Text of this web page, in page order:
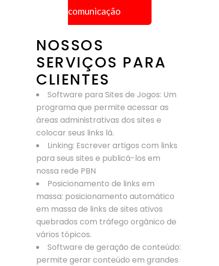
comunicação
NOSSOS
SERVIÇOS PARA
CLIENTES
Software para Sites de Jogos: Um
programa que permite acessar as
áreas administrativas dos sites e
colocar seus links lá.
Linking: Escrever artigos com links
para seus sites e publicá-los em
nossa rede PBN
Posicionamento de links em
massa: posicionamento automático
em massa de links de sites ativos
quebrados com tráfego orgânico de
vários tópicos.
Software de geração de conteúdo:
permite gerar conteúdo em grandes